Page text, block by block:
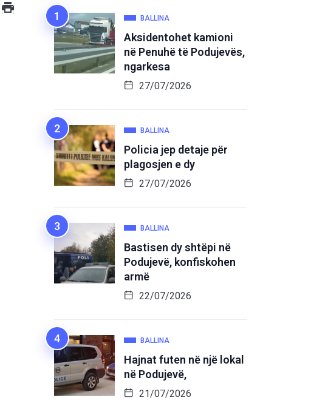
BALLINA
Aksidentohet kamioni
në Penuhë të Podujevës,
ngarkesa
27/07/2026
BALLINA
Policia jep detaje për
plagosjen e dy
27/07/2026
BALLINA
Bastisen dy shtëpi në
Podujevë, konfiskohen
armë
22/07/2026
BALLINA
Hajnat futen në një lokal
në Podujevë,
21/07/2026